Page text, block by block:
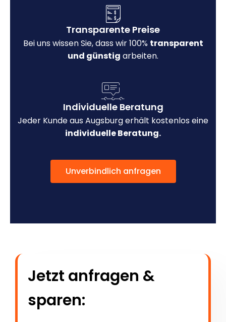
Transparente Preise
Bei uns wissen Sie, dass wir 100% transparent
und günstig arbeiten.
Individuelle Beratung
Jeder Kunde aus Augsburg erhält kostenlos eine
individuelle Beratung.
Unverbindlich anfragen
Jetzt anfragen &
sparen: